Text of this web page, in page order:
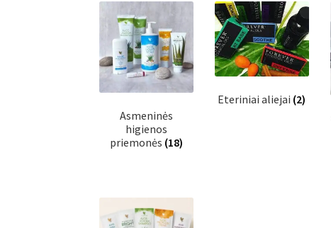
Asmeninės
higienos
priemonės (18)
Eteriniai aliejai (2)